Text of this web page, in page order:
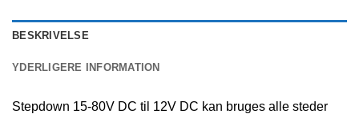
BESKRIVELSE
YDERLIGERE INFORMATION
Stepdown 15-80V DC til 12V DC kan bruges alle steder